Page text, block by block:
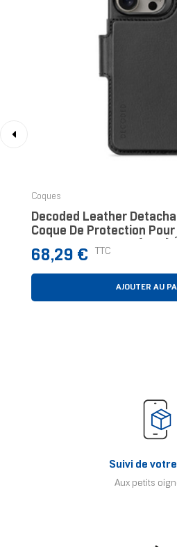
Coques
Decoded Leather
Coque De Protection
Portables 15,5 Cm (6.1")
Portefeuille Noir
Prix
68,29 € TTC
AJOUTER AU
Suivi de
Aux petits